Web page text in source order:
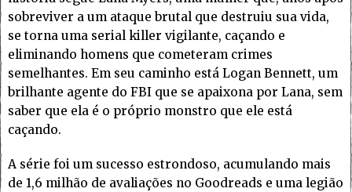
sobreviver a um ataque brutal que destruiu sua vida,
se torna uma serial killer vigilante, caçando e
eliminando homens que cometeram crimes
semelhantes. Em seu caminho está Logan Bennett, um
brilhante agente do FBI que se apaixona por Lana, sem
saber que ela é o próprio monstro que ele está
caçando.
A série foi um sucesso estrondoso, acumulando mais
de 1,6 milhão de avaliações no Goodreads e uma legião